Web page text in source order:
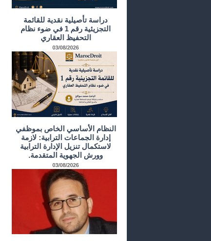
دراسة تأصيلية نقدية للقائمة
التجزيئية رقم 1 في ضوء نظام
التحفيظ العقاري
03/08/2026
النظام الأساسي الخاص بموظفي
إدارة الجماعات الترابية: لازمة
لاستكمال تنزيل الإدارة الترابية
وورش الجهوية المتقدمة.
03/08/2026